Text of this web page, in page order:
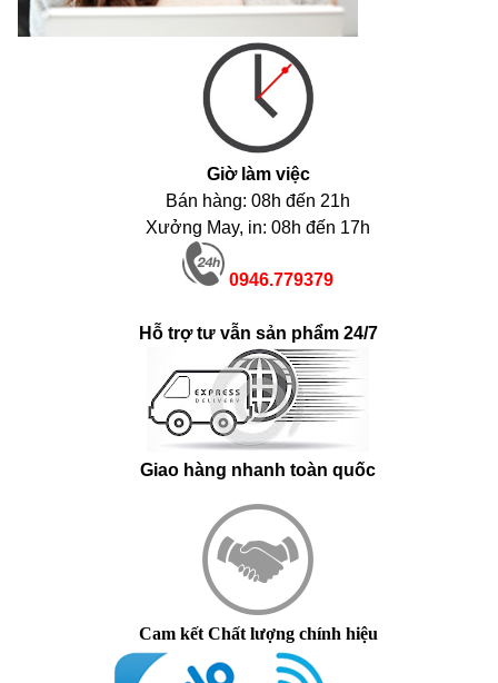
Giờ làm việc
Bán hàng: 08h đến 21h
Xưởng May, in: 08h đến 17h
0946.779379
Hỗ trợ tư vẫn sản phẩm 24/7
Giao hàng nhanh toàn quốc
Cam kết Chất lượng chính hiệu